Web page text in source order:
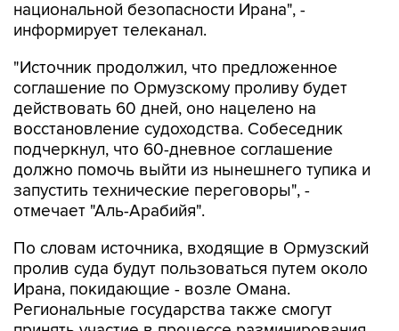
национальной безопасности Ирана", -
информирует телеканал.
"Источник продолжил, что предложенное
соглашение по Ормузскому проливу будет
действовать 60 дней, оно нацелено на
восстановление судоходства. Собеседник
подчеркнул, что 60-дневное соглашение
должно помочь выйти из нынешнего тупика и
запустить технические переговоры", -
отмечает "Аль-Арабийя".
По словам источника, входящие в Ормузский
пролив суда будут пользоваться путем около
Ирана, покидающие - возле Омана.
Региональные государства также смогут